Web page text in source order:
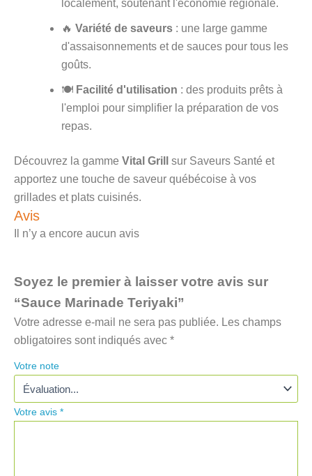
localement, soutenant l'économie régionale.
🔥 Variété de saveurs : une large gamme
d'assaisonnements et de sauces pour tous les
goûts.
🍽️ Facilité d'utilisation : des produits prêts à
l'emploi pour simplifier la préparation de vos
repas.
Découvrez la gamme Vital Grill
sur Saveurs Santé et
apportez une touche de saveur québécoise à vos
grillades et plats cuisinés.
Avis
Il n’y a encore aucun avis
Soyez le premier à laisser votre avis sur
“Sauce Marinade Teriyaki”
Votre adresse e-mail ne sera pas publiée. Les champs
obligatoires sont indiqués avec *
Votre note
Votre avis *